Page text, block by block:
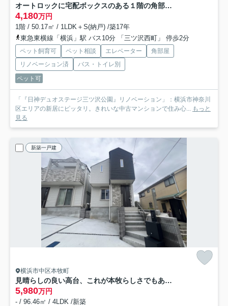
オートロックに宅配ボックスのある１階の角部屋！！車持ちであればインター至近で各方面に快適アクセス！！ペット足洗い場に電動シャッター！！マジかっ！！な、『日神デュオステージ三ツ沢公園』リノベーション
4,180万円
1階 / 50.17㎡ / 1LDK＋S(納戸) /築17年
東急東横線「横浜」駅 バス10分 「三ツ沢西町」 停歩2分
ペット飼育可 ペット相談 エレベーター
角部屋
リノベーション済
バス・トイレ別
ペット可
「『日神デュオステージ三ツ沢公園』リノベーション」：横浜市神奈川
区エリアの新居にピッタリ。きれいな中古マンションで住み心...
もっと
見る
新築一戸建
横浜市中区本牧町
見晴らしの良い高台、これが本牧らしさでもあります。ラスト1棟は早い者勝ち！！な【中区本牧町1丁目新築戸建】
5,980万円
- / 96.46㎡ / 4LDK /新築